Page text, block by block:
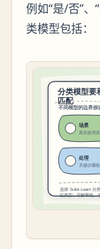
例如“是/否”
类模型包括：